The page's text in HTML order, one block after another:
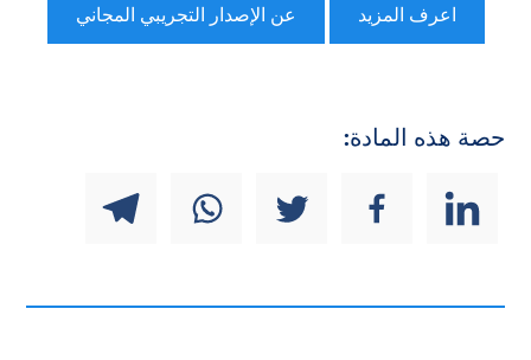
اعرف المزيد عن الإصدار التجريبي المجاني
حصة هذه المادة: